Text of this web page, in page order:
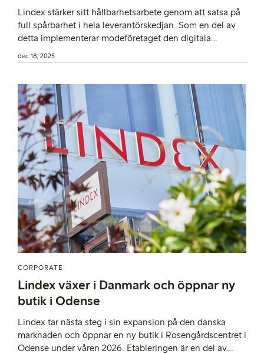
Lindex stärker sitt hållbarhetsarbete genom att satsa på
full spårbarhet i hela leverantörskedjan. Som en del av
detta implementerar modeföretaget den digitala
plattformen TextileGenesis, som möjliggör spårning av
varje produkt, från fiber till färdigt plagg.
dec 18, 2025
CORPORATE
Lindex växer i Danmark och öppnar ny
butik i Odense
Lindex tar nästa steg i sin expansion på den danska
marknaden och öppnar en ny butik i Rosengårdscentret i
Odense under våren 2026. Etableringen är en del av